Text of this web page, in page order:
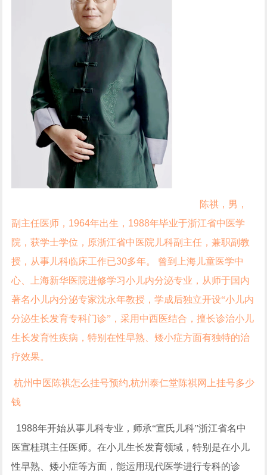
陈祺，男，
副主任医师， 1964年出生， 1988年毕业于浙江省中医学
院，获学士学位，原浙江省中医院儿科副主任，兼职副教
授，从事儿科临床工作已30多年。
曾到上海儿童医学中
心、上海新华医院进修学习小儿内分泌专业，从师于国内
著名小儿内分泌专家沈永年教授，学成后独立开设“小儿内
分泌生长发育专科门诊”，采用中西医结合，擅长诊治小儿
生长发育性疾病，特别在性早熟、矮小症方面有独特的治
疗效果。
杭州中医陈祺怎么挂号预约,杭州泰仁堂陈祺网上挂号多少
钱
1988年开始从事儿科专业，师承“宣氏儿科”浙江省名中
医宣桂琪主任医师。在小儿生长发育领域，特别是在小儿
性早熟、矮小症等方面，能运用现代医学进行专科的诊